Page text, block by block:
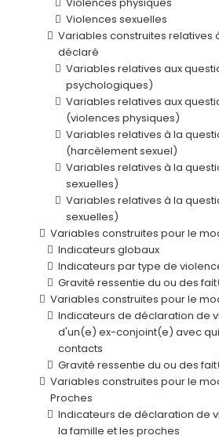
Violences physiques
Violences sexuelles
Variables construites relatives
déclaré
Variables relatives aux
psychologiques)
Variables relatives aux
(violences physiques)
Variables relatives à la
(harcèlement sexuel)
Variables relatives à la
sexuelles)
Variables relatives à la
sexuelles)
Variables construites pour le
Indicateurs globaux
Indicateurs par type de
Gravité ressentie du ou des
Variables construites pour le
Indicateurs de déclaration de
d'un(e) ex-conjoint(e) avec
contacts
Gravité ressentie du ou des
Variables construites pour le
Proches
Indicateurs de déclaration de
la famille et les proches